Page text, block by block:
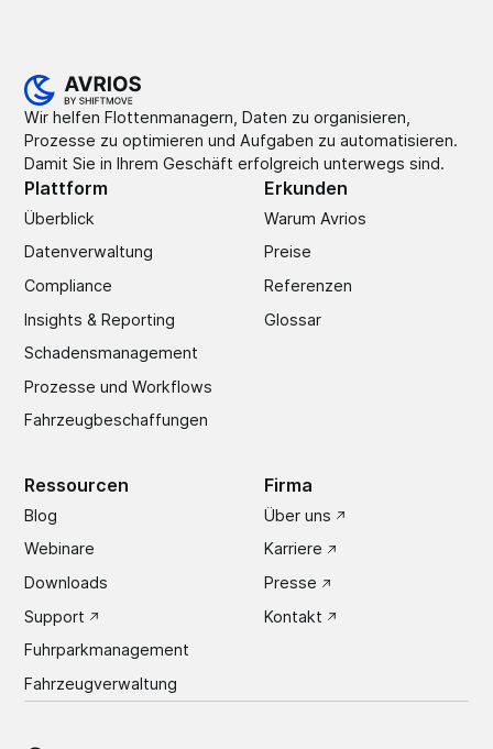
Wir helfen Flottenmanagern, Daten zu organisieren,
Prozesse zu optimieren und Aufgaben zu automatisieren.
Damit Sie in Ihrem Geschäft erfolgreich unterwegs sind.
Plattform
Überblick
Datenverwaltung
Compliance
Insights & Reporting
Schadens­management
Prozesse und Workflows
Fahrzeugbeschaffungen
Erkunden
Warum Avrios
Preise
Referenzen
Glossar
Ressourcen
Blog
Webinare
Downloads
Support
Fuhrparkmanagement
Fahrzeugverwaltung
Firma
Über uns
Karriere
Presse
Kontakt